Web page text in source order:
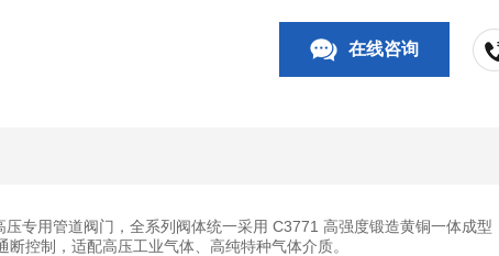
在线咨询
专用管道阀门，全系列阀体统一采用 C3771 高强度锻造黄铜一体成
控制，适配高压工业气体、高纯特种气体介质。